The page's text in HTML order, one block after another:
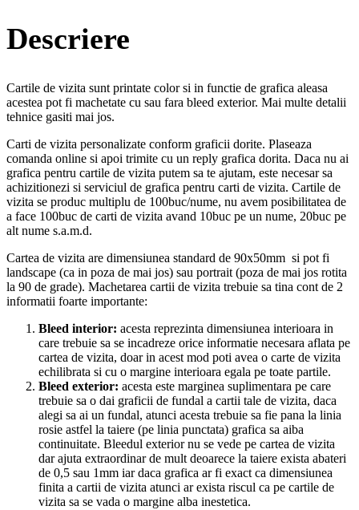
Descriere
Cartile de vizita sunt printate color si in functie de grafica aleasa
acestea pot fi machetate cu sau fara bleed exterior. Mai multe detalii
tehnice gasiti mai jos.
Carti de vizita personalizate conform graficii dorite. Plaseaza
comanda online si apoi trimite cu un reply grafica dorita. Daca nu ai
grafica pentru cartile de vizita putem sa te ajutam, este necesar sa
achizitionezi si serviciul de grafica pentru carti de vizita. Cartile de
vizita se produc multiplu de 100buc/nume, nu avem posibilitatea de
a face 100buc de carti de vizita avand 10buc pe un nume, 20buc pe
alt nume s.a.m.d.
Cartea de vizita are dimensiunea standard de 90x50mm si pot fi
landscape (ca in poza de mai jos) sau portrait (poza de mai jos rotita
la 90 de grade). Machetarea cartii de vizita trebuie sa tina cont de 2
informatii foarte importante:
Bleed interior: acesta reprezinta dimensiunea interioara in
care trebuie sa se incadreze orice informatie necesara aflata pe
cartea de vizita, doar in acest mod poti avea o carte de vizita
echilibrata si cu o margine interioara egala pe toate partile.
Bleed exterior: acesta este marginea suplimentara pe care
trebuie sa o dai graficii de fundal a cartii tale de vizita, daca
alegi sa ai un fundal, atunci acesta trebuie sa fie pana la linia
rosie astfel la taiere (pe linia punctata) grafica sa aiba
continuitate. Bleedul exterior nu se vede pe cartea de vizita
dar ajuta extraordinar de mult deoarece la taiere exista abateri
de 0,5 sau 1mm iar daca grafica ar fi exact ca dimensiunea
finita a cartii de vizita atunci ar exista riscul ca pe cartile de
vizita sa se vada o margine alba inestetica.